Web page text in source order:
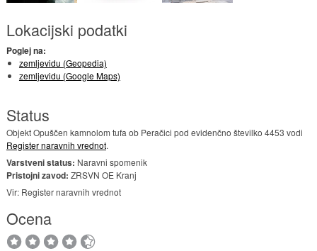
Lokacijski podatki
Poglej na:
zemljevidu (Geopedia)
zemljevidu (Google Maps)
Status
Objekt Opuščen kamnolom tufa ob Peračici pod evidenčno številko 4453 vodi
Register naravnih vrednot.
Varstveni status: Naravni spomenik
Pristojni zavod: ZRSVN OE Kranj
Vir: Register naravnih vrednot
Ocena